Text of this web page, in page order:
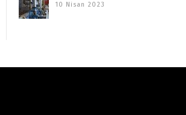
10 Nisan 2023